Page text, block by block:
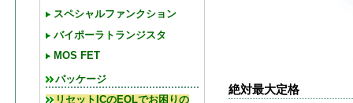
スペシャルファンクション
バイポーラトランジスタ
MOS FET
パッケージ
リセットICのEOLでお困りの
絶対最大定格